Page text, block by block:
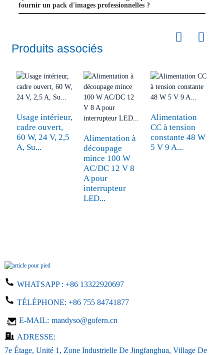
fournir un pack d'images professionnelles ?
Produits associés
Usage intérieur,
cadre ouvert,
60 W, 24 V, 2,5
A, Su...
Alimentation à
découpage
mince 100 W
AC/DC 12 V 8
A pour
interrupteur
LED...
Alimentation
CC à tension
constante 48 W
5 V 9 A...
WHATSAPP : +86 13322920697
TÉLÉPHONE: +86 755 84741877
E-MAIL: mandyso@gofern.cn
ADRESSE:
7e Étage, Unité 1, Zone Industrielle De Jingfanghua, Village De